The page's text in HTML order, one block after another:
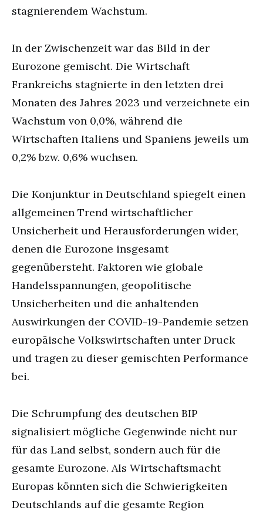
stagnierendem Wachstum.
In der Zwischenzeit war das Bild in der
Eurozone gemischt. Die Wirtschaft
Frankreichs stagnierte in den letzten drei
Monaten des Jahres 2023 und verzeichnete ein
Wachstum von 0,0%, während die
Wirtschaften Italiens und Spaniens jeweils um
0,2% bzw. 0,6% wuchsen.
Die Konjunktur in Deutschland spiegelt einen
allgemeinen Trend wirtschaftlicher
Unsicherheit und Herausforderungen wider,
denen die Eurozone insgesamt
gegenübersteht. Faktoren wie globale
Handelsspannungen, geopolitische
Unsicherheiten und die anhaltenden
Auswirkungen der COVID-19-Pandemie setzen
europäische Volkswirtschaften unter Druck
und tragen zu dieser gemischten Performance
bei.
Die Schrumpfung des deutschen BIP
signalisiert mögliche Gegenwinde nicht nur
für das Land selbst, sondern auch für die
gesamte Eurozone. Als Wirtschaftsmacht
Europas könnten sich die Schwierigkeiten
Deutschlands auf die gesamte Region